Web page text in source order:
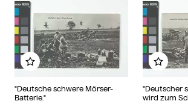
"Deutsche schwere Mörser-
Batterie."
Zu meinem Album hinzufügen
"Deutscher
wird zum
Zu